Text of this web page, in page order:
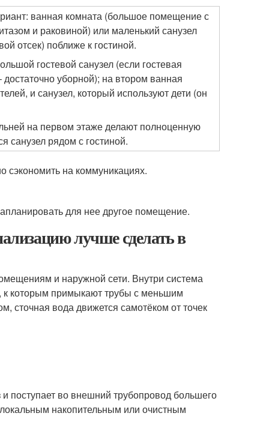
ванная комната (большое помещение с
и раковиной) или маленький санузел
отсек) поближе к гостиной.
гостевой санузел (если гостевая
уборной); на втором ванная
и санузел, который используют дети (он
на первом этаже делают полноценную
санузел рядом с гостиной.
сэкономить на коммуникациях.
для нее другое помещение.
лучше сделать в
и наружной сети. Внутри система
к которым примыкают трубы с меньшим
сточная вода движется самотёком от точек
поступает во внешний трубопровод большего
накопительным или очистным